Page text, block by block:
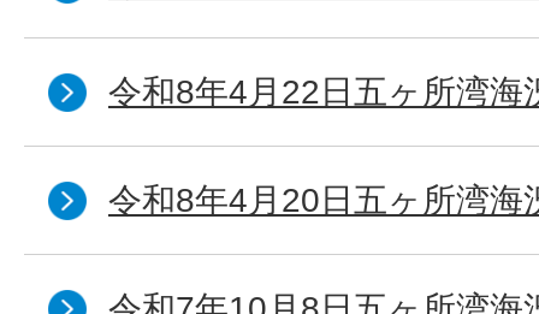
令和8年4月22日五ヶ所湾海
令和8年4月20日五ヶ所湾海